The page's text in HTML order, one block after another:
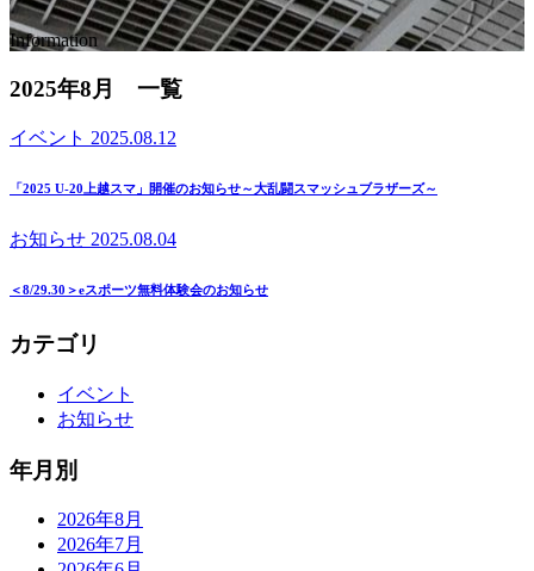
Information
2025年8月 一覧
イベント 2025.08.12
「2025 U-20上越スマ」開催のお知らせ～大乱闘スマッシュブラザーズ～
お知らせ 2025.08.04
＜8/29.30＞eスポーツ無料体験会のお知らせ
カテゴリ
イベント
お知らせ
年月別
2026年8月
2026年7月